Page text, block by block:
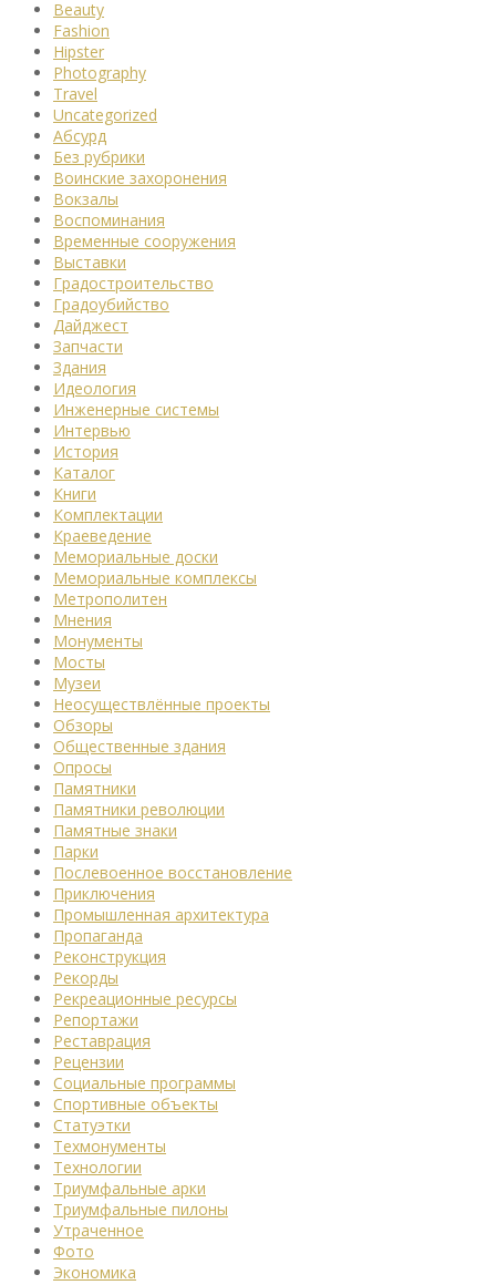
Beauty
Fashion
Hipster
Photography
Travel
Uncategorized
Абсурд
Без рубрики
Воинские захоронения
Вокзалы
Воспоминания
Временные сооружения
Выставки
Градостроительство
Градоубийство
Дайджест
Запчасти
Здания
Идеология
Инженерные системы
Интервью
История
Каталог
Книги
Комплектации
Краеведение
Мемориальные доски
Мемориальные комплексы
Метрополитен
Мнения
Монументы
Мосты
Музеи
Неосуществлённые проекты
Обзоры
Общественные здания
Опросы
Памятники
Памятники революции
Памятные знаки
Парки
Послевоенное восстановление
Приключения
Промышленная архитектура
Пропаганда
Реконструкция
Рекорды
Рекреационные ресурсы
Репортажи
Реставрация
Рецензии
Социальные программы
Спортивные объекты
Статуэтки
Техмонументы
Технологии
Триумфальные арки
Триумфальные пилоны
Утраченное
Фото
Экономика